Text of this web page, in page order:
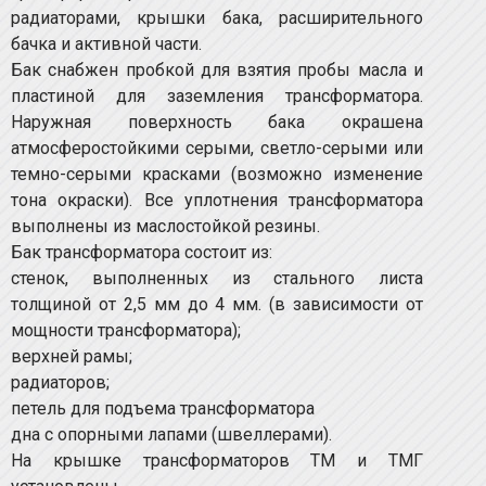
радиаторами, крышки бака, расширительного
бачка и активной части.
Бак снабжен пробкой для взятия пробы масла и
пластиной для заземления трансформатора.
Наружная поверхность бака окрашена
атмосферостойкими серыми, светло-серыми или
темно-серыми красками (возможно изменение
тона окраски). Все уплотнения трансформатора
выполнены из маслостойкой резины.
Бак трансформатора состоит из:
стенок, выполненных из стального листа
толщиной от 2,5 мм до 4 мм. (в зависимости от
мощности трансформатора);
верхней рамы;
радиаторов;
петель для подъема трансформатора
дна с опорными лапами (швеллерами).
На крышке трансформаторов ТМ и ТМГ